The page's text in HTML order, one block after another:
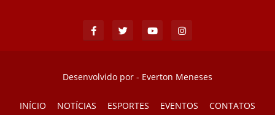
Desenvolvido por - Everton Meneses
INÍCIO NOTÍCIAS ESPORTES EVENTOS CONTATOS